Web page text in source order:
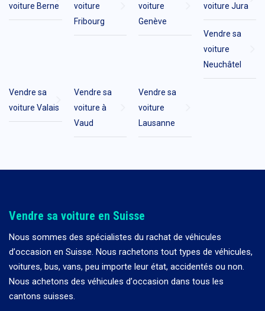
voiture Berne
voiture
Fribourg
voiture
Genève
voiture Jura
Vendre sa
voiture
Neuchâtel
Vendre sa
voiture Valais
Vendre sa
voiture à
Vaud
Vendre sa
voiture
Lausanne
Vendre sa voiture en Suisse
Nous sommes des spécialistes du rachat de véhicules
d’occasion en Suisse. Nous rachetons tout types de véhicules,
voitures, bus, vans, peu importe leur état, accidentés ou non.
Nous achetons des véhicules d’occasion dans tous les
cantons suisses.